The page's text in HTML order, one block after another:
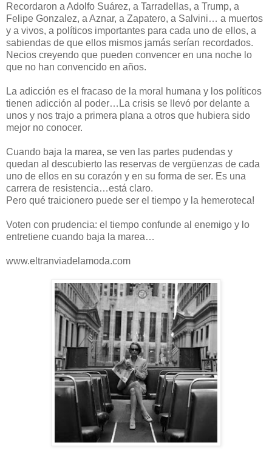
Recordaron a Adolfo Suárez, a Tarradellas, a Trump, a
Felipe Gonzalez, a Aznar, a Zapatero, a Salvini… a muertos
y a vivos, a políticos importantes para cada uno de ellos, a
sabiendas de que ellos mismos jamás serían recordados.
Necios creyendo que pueden convencer en una noche lo
que no han convencido en años.
La adicción es el fracaso de la moral humana y los políticos
tienen adicción al poder…La crisis se llevó por delante a
unos y nos trajo a primera plana a otros que hubiera sido
mejor no conocer.
Cuando baja la marea, se ven las partes pudendas y
quedan al descubierto las reservas de vergüenzas de cada
uno de ellos en su corazón y en su forma de ser. Es una
carrera de resistencia…está claro.
Pero qué traicionero puede ser el tiempo y la hemeroteca!
Voten con prudencia: el tiempo confunde al enemigo y lo
entretiene cuando baja la marea…
www.eltranviadelamoda.com